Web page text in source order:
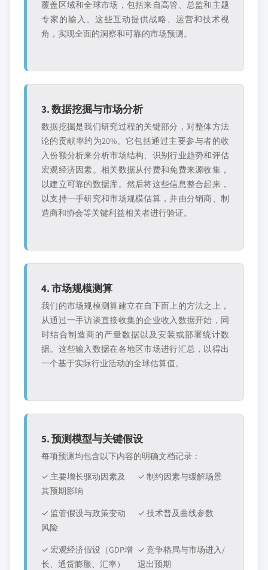
覆盖区域和全球市场，包括来自高管、总监和主题
专家的输入。这些互动提供战略、运营和技术视
角，实现全面的洞察和可靠的市场预测。
3. 数据挖掘与市场分析
数据挖掘是我们研究过程的关键部分，对整体方法
论的贡献率约为20%。它包括通过主要参与者的收
入份额分析来分析市场结构、识别行业趋势和评估
宏观经济因素。相关数据从付费和免费来源收集，
以建立可靠的数据库。然后将这些信息整合起来，
以支持一手研究和市场规模估算，并由分销商、制
造商和协会等关键利益相关者进行验证。
4. 市场规模测算
我们的市场规模测算建立在自下而上的方法之上，
从通过一手访谈直接收集的企业收入数据开始，同
时结合制造商的产量数据以及安装或部署统计数
据。这些输入数据在各地区市场进行汇总，以得出
一个基于实际行业活动的全球估算值。
5. 预测模型与关键假设
每项预测均包含以下内容的明确文档记录：
✓ 主要增长驱动因素及
其预期影响
✓ 制约因素与缓解场景
✓ 监管假设与政策变动
风险
✓ 技术普及曲线参数
✓ 宏观经济假设（GDP增
长、通货膨胀、汇率）
✓ 竞争格局与市场进入/
退出预期